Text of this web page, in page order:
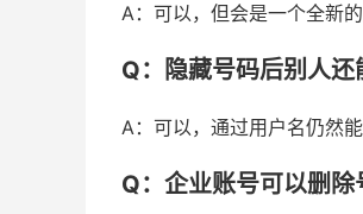
A：可以，但会是一个全新
Q：隐藏号码后别人还
A：可以，通过用户名仍然
Q：企业账号可以删除